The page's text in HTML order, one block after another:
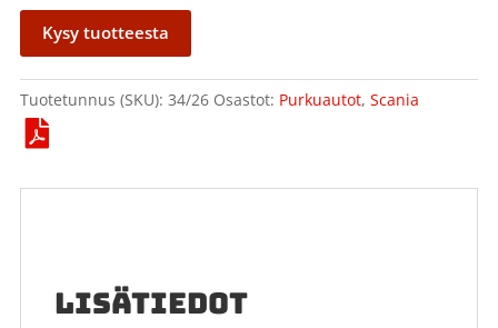
Kysy tuotteesta
Tuotetunnus (SKU): 34/26 Osastot: Purkuautot, Scania
LISÄTIEDOT